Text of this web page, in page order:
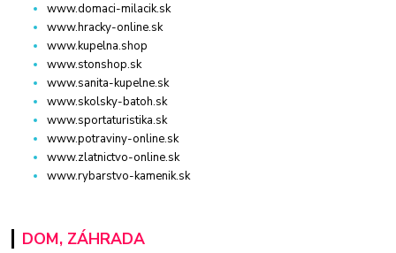
www.domaci-milacik.sk
www.hracky-online.sk
www.kupelna.shop
www.stonshop.sk
www.sanita-kupelne.sk
www.skolsky-batoh.sk
www.sportaturistika.sk
www.potraviny-online.sk
www.zlatnictvo-online.sk
www.rybarstvo-kamenik.sk
DOM, ZÁHRADA